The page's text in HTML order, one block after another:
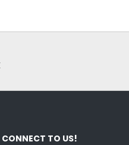
CONNECT TO US!